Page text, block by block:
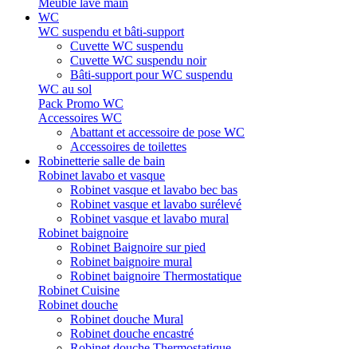
Meuble lave main
WC
WC suspendu et bâti-support
Cuvette WC suspendu
Cuvette WC suspendu noir
Bâti-support pour WC suspendu
WC au sol
Pack Promo WC
Accessoires WC
Abattant et accessoire de pose WC
Accessoires de toilettes
Robinetterie salle de bain
Robinet lavabo et vasque
Robinet vasque et lavabo bec bas
Robinet vasque et lavabo surélevé
Robinet vasque et lavabo mural
Robinet baignoire
Robinet Baignoire sur pied
Robinet baignoire mural
Robinet baignoire Thermostatique
Robinet Cuisine
Robinet douche
Robinet douche Mural
Robinet douche encastré